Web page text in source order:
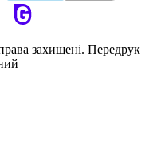
захищенi. Передрук